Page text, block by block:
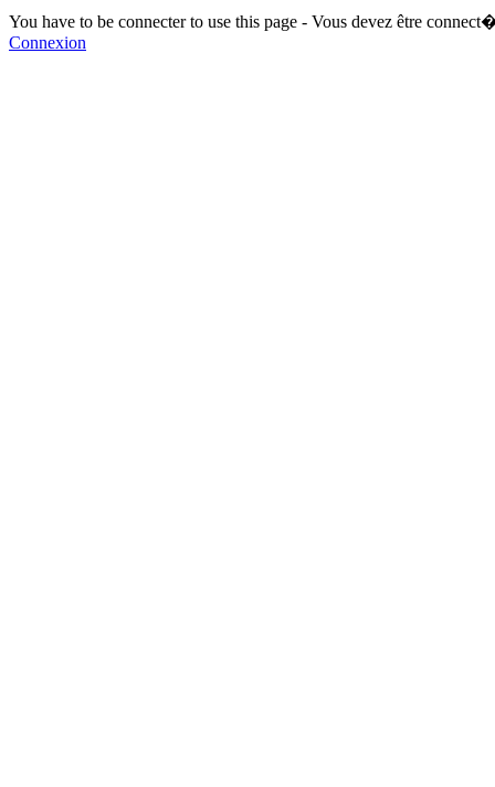
You have to be connecter to use this page - Vous devez être
Connexion